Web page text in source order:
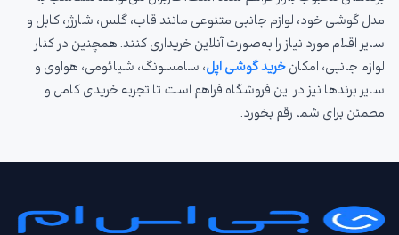
مدل گوشی خود، لوازم جانبی متنوعی مانند قاب، گلس، شارژر، کابل و
سایر اقلام مورد نیاز را به‌صورت آنلاین خریداری کنند. همچنین در کنار
لوازم جانبی، امکانخرید گوشی اپل، سامسونگ، شیائومی، هواوی و
سایر برندها نیز در این فروشگاه فراهم است تا تجربه خریدی کامل و
مطمئن برای شما رقم بخورد.